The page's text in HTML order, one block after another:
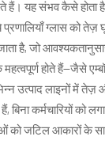
हैं। यह संभव कैसे
ग्लास को
है, जो
होते हैं—जैसे
उत्पाद लाइनों में
कर्मचारियों को
को जटिल आकारों के